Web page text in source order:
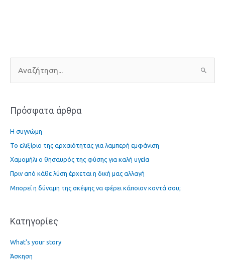
ν
ζ
τ
η
σ
η
γ
:
Πρόσφατα άρθρα
Η συγνώμη
Το ελιξίριο της αρχαιότητας για λαμπερή εμφάνιση
Χαμομήλι ο θησαυρός της φύσης για καλή υγεία
Πριν από κάθε λύση έρχεται η δική μας αλλαγή
Μπορεί η δύναμη της σκέψης να φέρει κάποιον κοντά σου;
Kατηγορίες
What's your story
Άσκηση